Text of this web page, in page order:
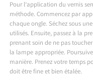
Pour l’application du vernis
méthode. Commencez par
chaque ongle. Séchez sous
utilisés. Ensuite, passez à la
prenant soin de ne pas
la lampe appropriée.
manière. Prenez votre temps
doit être fine et bien étalée.